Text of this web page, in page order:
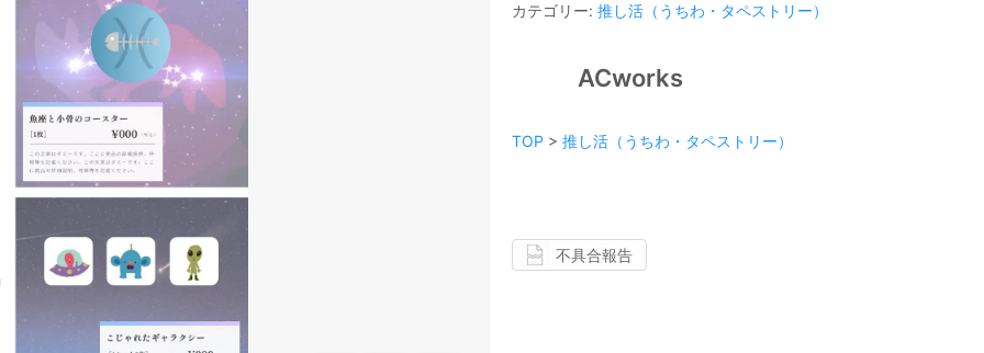
カテゴリー: 推し活（うちわ・タペストリー）
ACworks
TOP > 推し活（うちわ・タペストリー）
不具合報告